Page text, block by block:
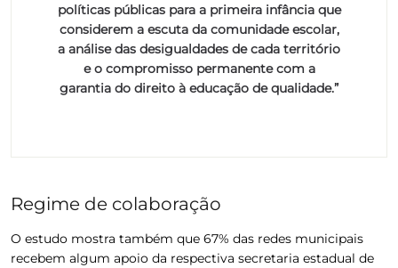
políticas públicas para a primeira infância que
considerem a escuta da comunidade escolar,
a análise das desigualdades de cada território
e o compromisso permanente com a
garantia do direito à educação de qualidade.”
Regime de colaboração
O estudo mostra também que 67% das redes municipais
recebem algum apoio da respectiva secretaria estadual de